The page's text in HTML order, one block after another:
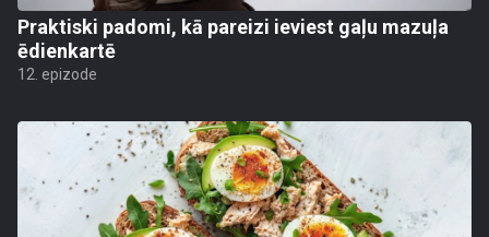
Praktiski padomi, kā pareizi ieviest gaļu mazuļa
ēdienkartē
12. epizode